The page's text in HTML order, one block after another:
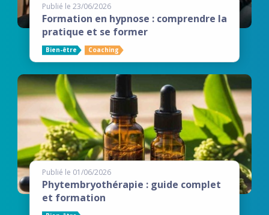
Publié le 23/06/2026
Formation en hypnose : comprendre la
pratique et se former
Bien-être Coaching
Publié le 01/06/2026
Phytembryothérapie : guide complet
et formation